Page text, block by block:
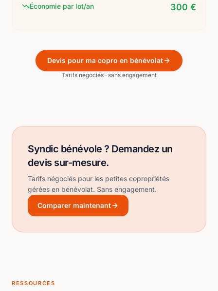
Économie par lot/an 300 €
Devis pour ma copro en bénévolat
Tarifs négociés · sans engagement
Syndic bénévole ? Demandez un
devis sur-mesure.
Tarifs négociés pour les petites copropriétés
gérées en bénévolat. Sans engagement.
Comparer maintenant
RESSOURCES